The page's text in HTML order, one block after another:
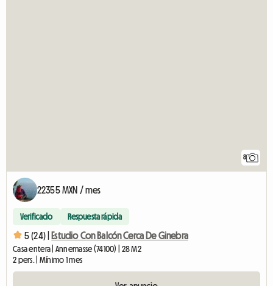
8
22355 MXN / mes
Verificado Respuesta rápida
5 (24) | Estudio Con Balcón Cerca De Ginebra
Casa entera | Annemasse (74100) | 28 M2
2 pers. | Mínimo 1 mes